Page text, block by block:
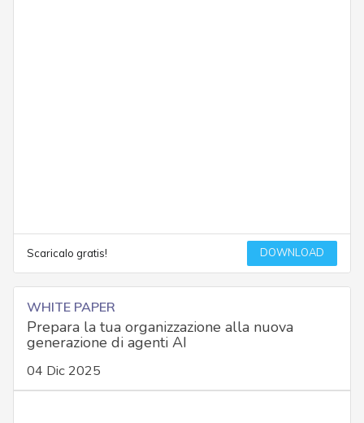
Scaricalo gratis! DOWNLOAD
WHITE PAPER
Prepara la tua organizzazione alla nuova
generazione di agenti AI
04 Dic 2025